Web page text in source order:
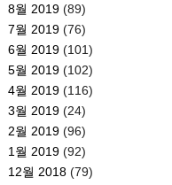
8월 2019(89)
7월 2019(76)
6월 2019(101)
5월 2019(102)
4월 2019(116)
3월 2019(24)
2월 2019(96)
1월 2019(92)
12월 2018(79)